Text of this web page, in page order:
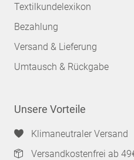
Textilkundelexikon
Bezahlung
Versand & Lieferung
Umtausch & Rückgabe
Unsere Vorteile
Klimaneutraler Versand
Versandkostenfrei ab